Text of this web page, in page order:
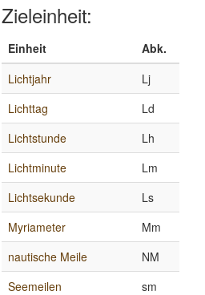
Zieleinheit:
Einheit
Abk.
Lichtjahr
Lj
Lichttag
Ld
Lichtstunde
Lh
Lichtminute
Lm
Lichtsekunde
Ls
Myriameter
Mm
nautische Meile
NM
Seemeilen
sm